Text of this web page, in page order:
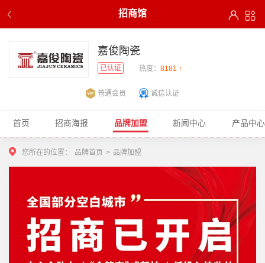
招商馆
嘉俊陶瓷
已认证 热度： 8181 ↑
普通会员 诚信认证
首页 招商海报 品牌加盟 新闻中心 产品中心
您所在的位置： 品牌首页 > 品牌加盟